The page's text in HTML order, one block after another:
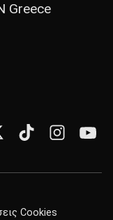
Greece
Cookies